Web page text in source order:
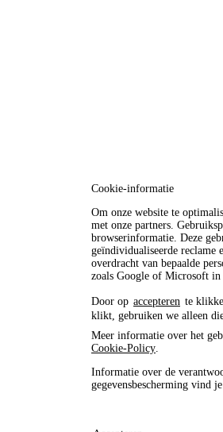
Cookie-informatie
Om onze website te
met onze partners.
browserinformatie. Deze
geïndividualiseerde
overdracht van bepaalde
zoals Google of Microsoft in
Door op accepteren te
klikt, gebruiken we alleen
Meer informatie over het
Cookie-Policy
Informatie over de
gegevensbescherming vind